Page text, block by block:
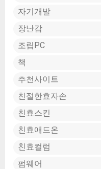
자기개발
장난감
조립PC
책
추천사이트
친절한효자손
친효스킨
친효애드온
친효컬럼
펌웨어